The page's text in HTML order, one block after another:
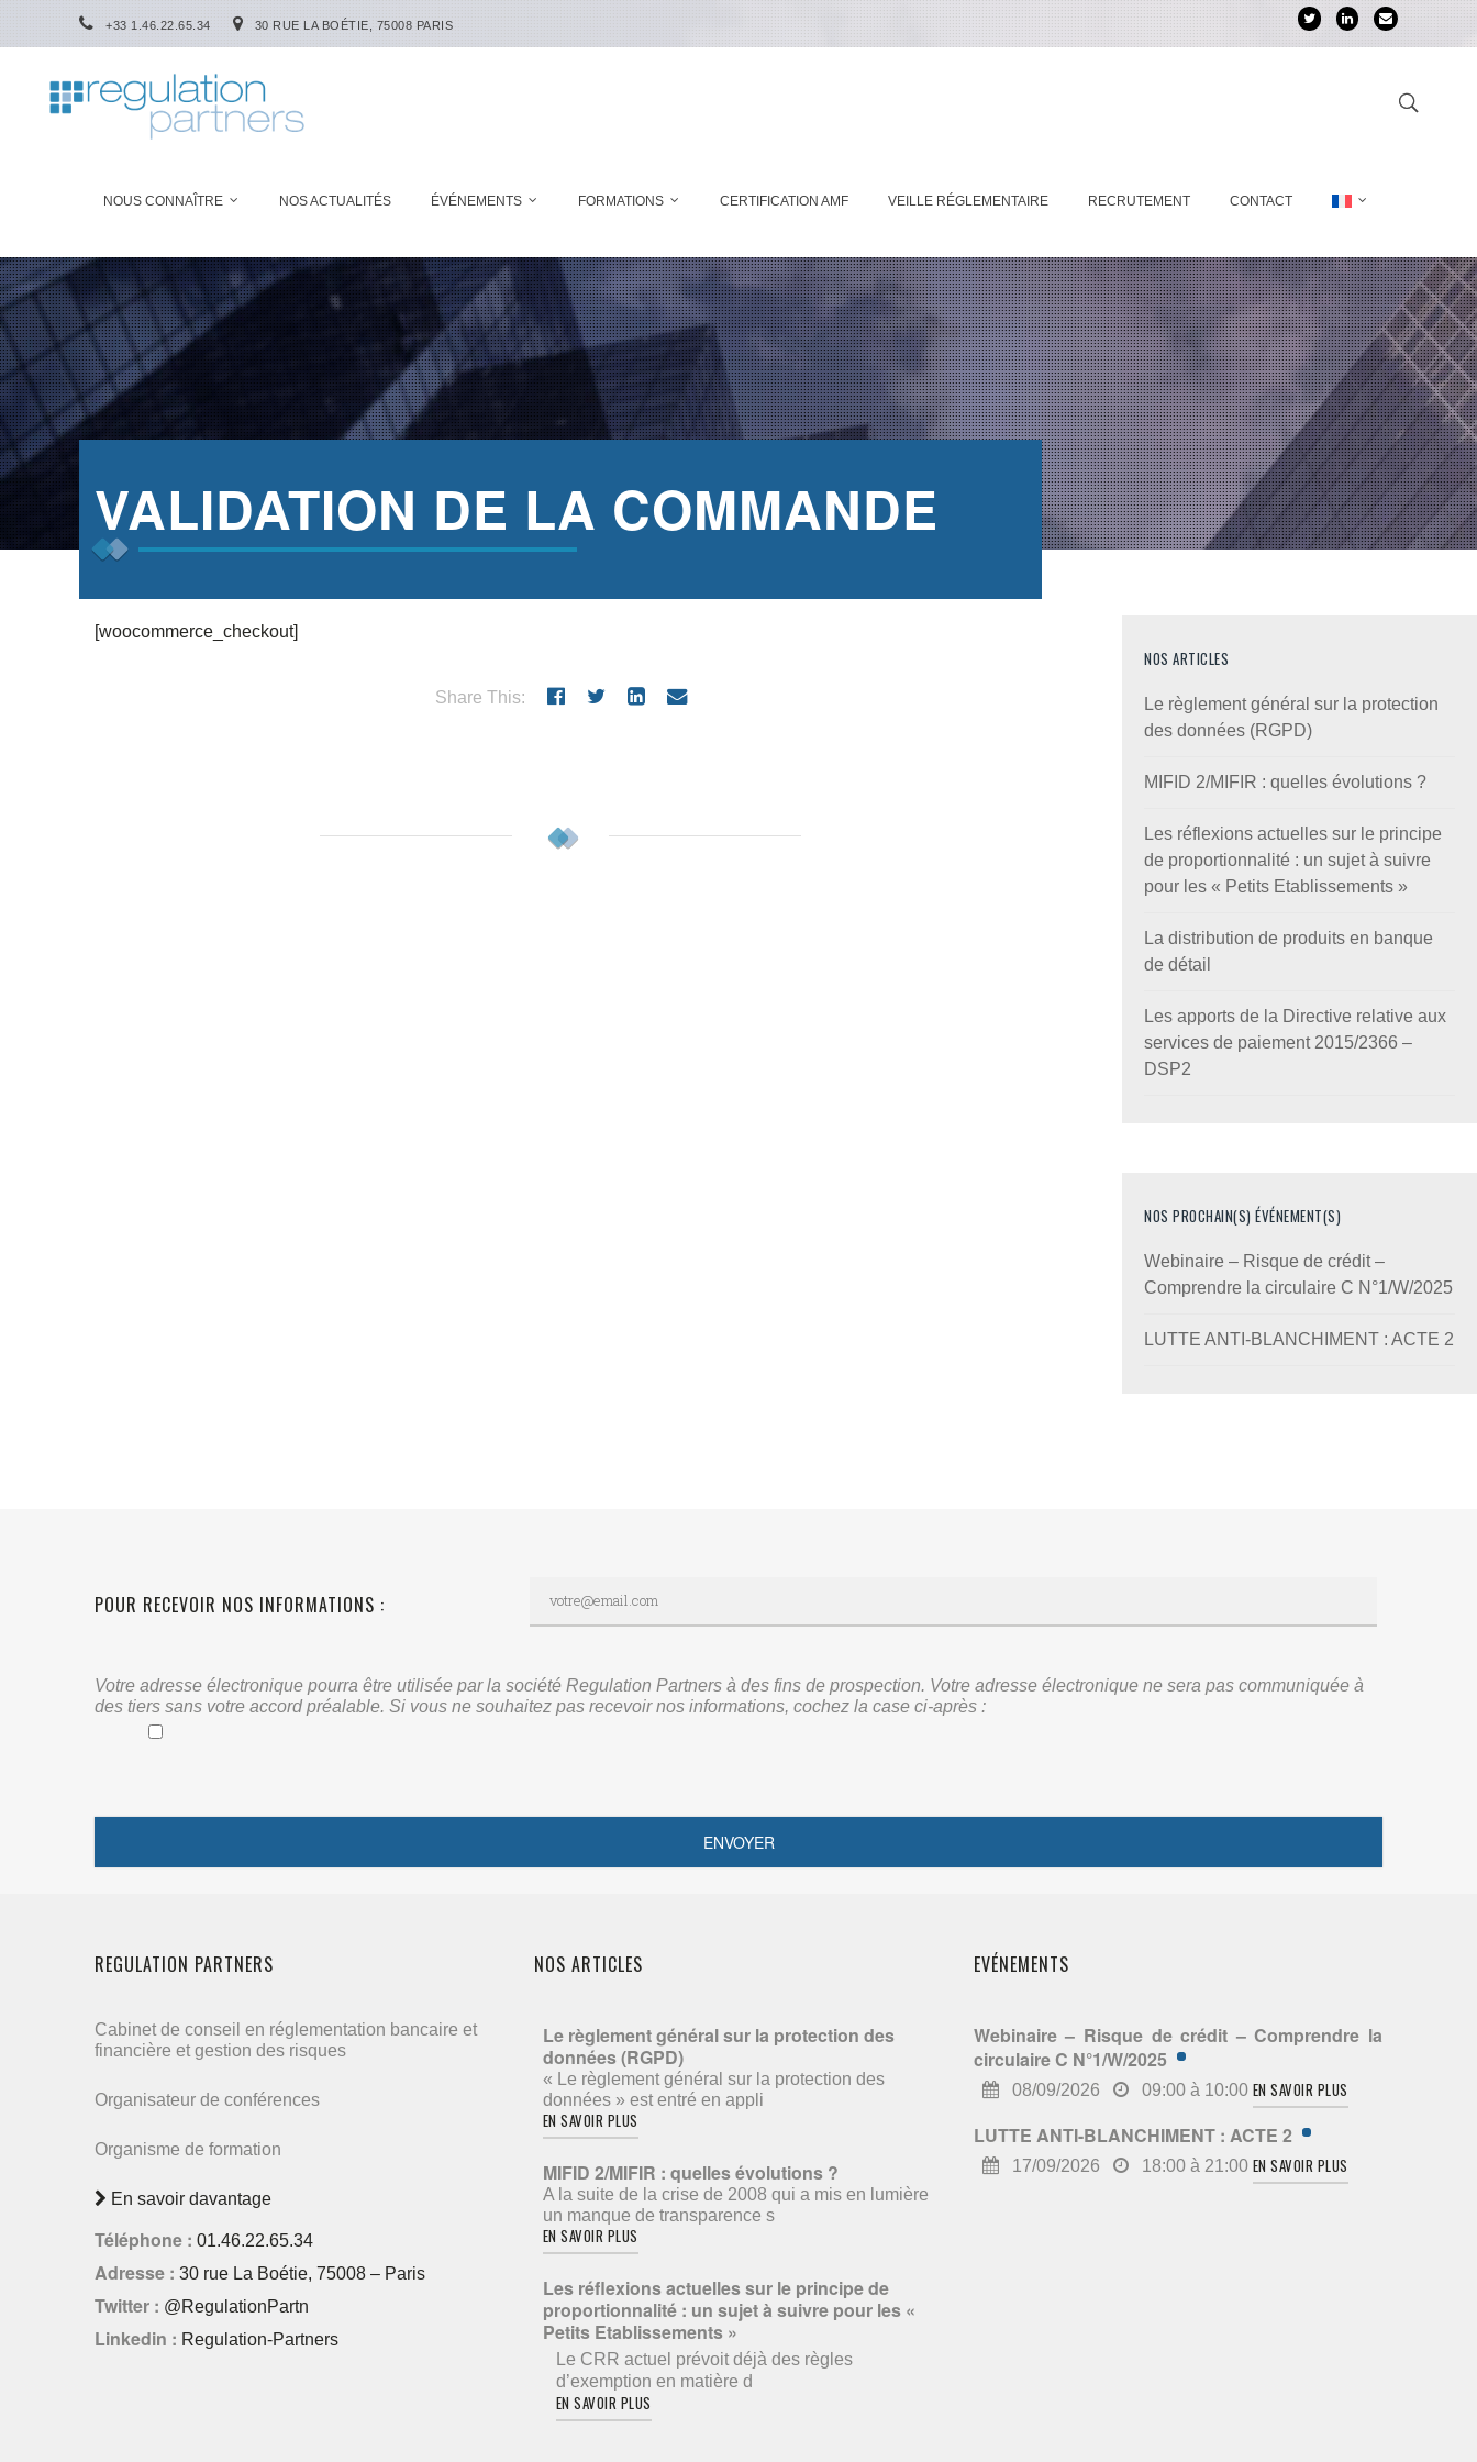
+33 1.46.22.65.34 30 RUE LA BOÉTIE, 75008 PARIS
NOUS CONNAÎTRE NOS ACTUALITÉS ÉVÉNEMENTS FORMATIONS CERTIFICATION AMF VEILLE RÉGLEMENTAIRE RECRUTEMENT CONTACT
VALIDATION DE LA COMMANDE
[woocommerce_checkout]
Share This:
NOS ARTICLES
Le règlement général sur la protection
des données (RGPD)
MIFID 2/MIFIR : quelles évolutions ?
Les réflexions actuelles sur le principe
de proportionnalité : un sujet à suivre
pour les « Petits Etablissements »
La distribution de produits en banque
de détail
Les apports de la Directive relative aux
services de paiement 2015/2366 –
DSP2
NOS PROCHAIN(S) ÉVÉNEMENT(S)
Webinaire – Risque de crédit –
Comprendre la circulaire C N°1/W/2025
LUTTE ANTI-BLANCHIMENT : ACTE 2
POUR RECEVOIR NOS INFORMATIONS :
Votre adresse électronique pourra être utilisée par la société Regulation Partners à des fins de prospection. Votre adresse électronique ne sera pas communiquée à
des tiers sans votre accord préalable. Si vous ne souhaitez pas recevoir nos informations, cochez la case ci-après :
REGULATION PARTNERS
Cabinet de conseil en réglementation bancaire et
financière et gestion des risques
Organisateur de conférences
Organisme de formation
En savoir davantage
Téléphone : 01.46.22.65.34
Adresse : 30 rue La Boétie, 75008 – Paris
Twitter : @RegulationPartn
Linkedin : Regulation-Partners
NOS ARTICLES
Le règlement général sur la protection des
données (RGPD)
« Le règlement général sur la protection des
données » est entré en appli
EN SAVOIR PLUS
MIFID 2/MIFIR : quelles évolutions ?
A la suite de la crise de 2008 qui a mis en lumière
un manque de transparence s
EN SAVOIR PLUS
Les réflexions actuelles sur le principe de
proportionnalité : un sujet à suivre pour les «
Petits Etablissements »
Le CRR actuel prévoit déjà des règles
d’exemption en matière d
EN SAVOIR PLUS
EVÉNEMENTS
Webinaire – Risque de crédit – Comprendre la
circulaire C N°1/W/2025
08/09/2026 09:00 à 10:00 EN SAVOIR PLUS
LUTTE ANTI-BLANCHIMENT : ACTE 2
17/09/2026 18:00 à 21:00 EN SAVOIR PLUS